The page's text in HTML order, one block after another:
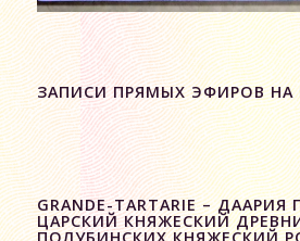
ЗАПИСИ ПРЯМЫХ ЭФИРОВ НА
GRANDE-TARTARIE –
ЦАРСКИЙ КНЯЖЕСКИЙ